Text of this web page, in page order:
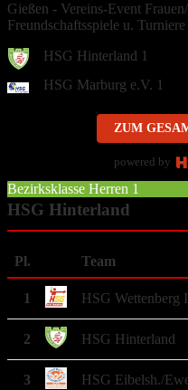
Gießen - Vereins-Event
Freundschaftsspiele u.
HSG Hinterland 1
HSG Marburg e.V. 1
ZUM
powered by
Bezirksklasse Herren 1
HSG Hinterland
Pl. Team
1 HSG Wettenberg
2 HSG Hinterland
3 HSG Eibelsh./